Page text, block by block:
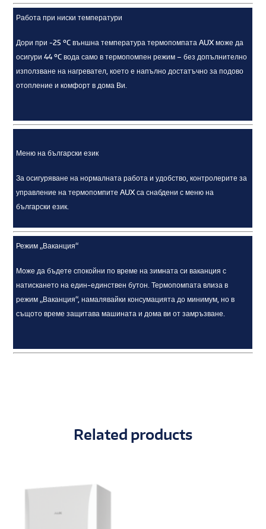
Работа при ниски температури
Дори при -25 ºC външна температура термопомпата AUX може да
осигури 44 ºC вода само в термопомпен режим – без допълнително
използване на нагревател, което е напълно достатъчно за подово
отопление и комфорт в дома Ви.
Меню на български език
За осигуряване на нормалната работа и удобство, контролерите за
управление на термопомпите AUX са снабдени с меню на
български език.
Режим „Ваканция“
Може да бъдете спокойни по време на зимната си ваканция с
натискането на един-единствен бутон. Термопомпата влиза в
режим „Ваканция“, намалявайки консумацията до минимум, но в
същото време защитава машината и дома ви от замръзване.
Related products